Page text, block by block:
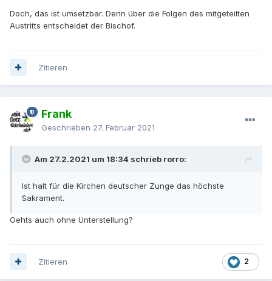
Doch, das ist umsetzbar. Denn über die Folgen des mitgeteilten
Austritts entscheidet der Bischof.
Zitieren
Frank
Geschrieben 27. Februar 2021
Am 27.2.2021 um 18:34 schrieb rorro:
Ist halt für die Kirchen deutscher Zunge das höchste
Sakrament.
Gehts auch ohne Unterstellung?
2
Zitieren